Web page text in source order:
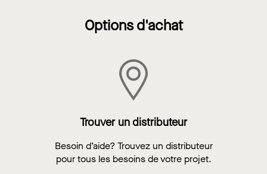
Options d'achat
Trouver un distributeur
Besoin d’aide? Trouvez un distributeur
pour tous les besoins de votre projet.